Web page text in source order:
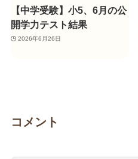
【中学受験】小5、6月の公
開学力テスト結果
2026年6月26日
コメント